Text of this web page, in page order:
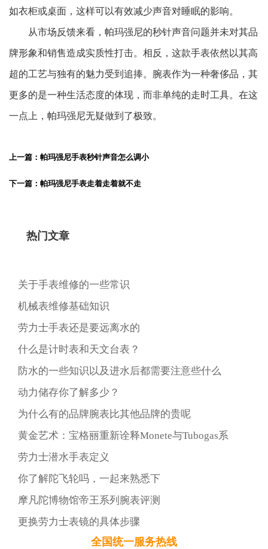
如衣柜或桌面，这样可以有效减少声音对睡眠的影响。
从市场反馈来看，帕玛强尼的秒针声音问题并未对其品
牌形象和销售造成实质性打击。相反，这款手表依然以其高
超的工艺与独有的魅力受到追捧。腕表作为一种奢侈品，其
更多的是一种生活态度的体现，而非单纯的走时工具。在这
一点上，帕玛强尼无疑做到了极致。
上一篇：帕玛强尼手表秒针声音怎么调小
下一篇：帕玛强尼手表走着走着就不走
热门文章
关于手表维修的一些常识
机械表维修基础知识
劳力士手表还是要远离水的
什么是计时表和天文台表？
防水的一些知识以及进水后都需要注意些什么
动力储存你了解多少？
为什么有的品牌腕表比其他品牌的贵呢
黄金艺术：宝格丽重新诠释Monete与Tubogas系
劳力士潜水手表定义
你了解陀飞轮吗，一起来熟悉下
摩凡陀博物馆帝王系列腕表评测
更换劳力士表镜的具体步骤
全国统一服务热线